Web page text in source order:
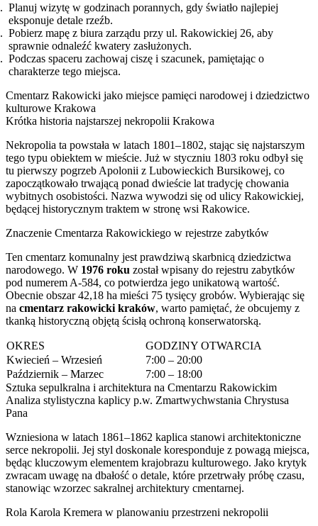
Planuj wizytę w godzinach porannych, gdy światło najlepiej
eksponuje detale rzeźb.
Pobierz mapę z biura zarządu przy ul. Rakowickiej 26, aby
sprawnie odnaleźć kwatery zasłużonych.
Podczas spaceru zachowaj ciszę i szacunek, pamiętając o
charakterze tego miejsca.
Cmentarz Rakowicki jako miejsce pamięci narodowej i dziedzictwo
kulturowe Krakowa
Krótka historia najstarszej nekropolii Krakowa
Nekropolia ta powstała w latach 1801–1802, stając się najstarszym
tego typu obiektem w mieście. Już w styczniu 1803 roku odbył się
tu pierwszy pogrzeb Apolonii z Lubowieckich Bursikowej, co
zapoczątkowało trwającą ponad dwieście lat tradycję chowania
wybitnych osobistości. Nazwa wywodzi się od ulicy Rakowickiej,
będącej historycznym traktem w stronę wsi Rakowice.
Znaczenie Cmentarza Rakowickiego w rejestrze zabytków
Ten cmentarz komunalny jest prawdziwą skarbnicą dziedzictwa
narodowego. W 1976 roku został wpisany do rejestru zabytków
pod numerem A-584, co potwierdza jego unikatową wartość.
Obecnie obszar 42,18 ha mieści 75 tysięcy grobów. Wybierając się
na cmentarz rakowicki kraków, warto pamiętać, że obcujemy z
tkanką historyczną objętą ścisłą ochroną konserwatorską.
OKRES
GODZINY OTWARCIA
Kwiecień – Wrzesień
7:00 – 20:00
Październik – Marzec
7:00 – 18:00
Sztuka sepulkralna i architektura na Cmentarzu Rakowickim
Analiza stylistyczna kaplicy p.w. Zmartwychwstania Chrystusa
Pana
Wzniesiona w latach 1861–1862 kaplica stanowi architektoniczne
serce nekropolii. Jej styl doskonale koresponduje z powagą miejsca,
będąc kluczowym elementem krajobrazu kulturowego. Jako krytyk
zwracam uwagę na dbałość o detale, które przetrwały próbę czasu,
stanowiąc wzorzec sakralnej architektury cmentarnej.
Rola Karola Kremera w planowaniu przestrzeni nekropolii